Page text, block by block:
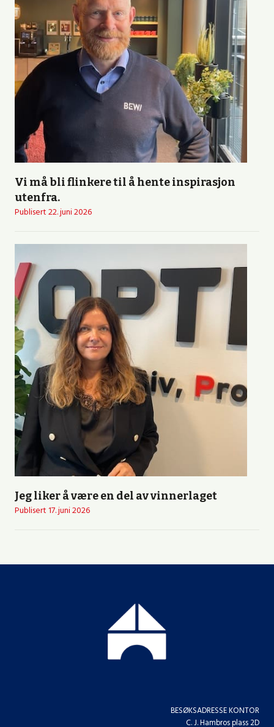
Vi må bli flinkere til å hente inspirasjon
utenfra.
Publisert22. juni 2026
Jeg liker å være en del av vinnerlaget
Publisert17. juni 2026
BESØKSADRESSE KONTOR
C. J. Hambros plass 2D